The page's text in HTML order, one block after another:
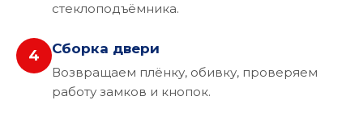
стеклоподъёмника.
4 Сборка двери
Возвращаем плёнку, обивку, проверяем
работу замков и кнопок.